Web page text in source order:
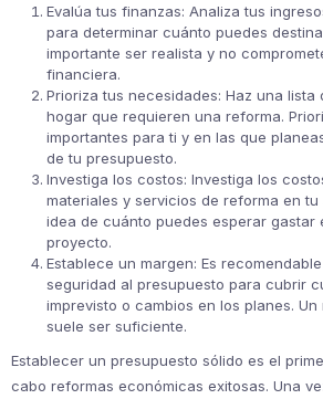
Evalúa tus finanzas: Analiza tus
para determinar cuánto puedes
importante ser realista y no
financiera.
Prioriza tus necesidades: Haz una lista
hogar que requieren una reforma.
importantes para ti y en las que
de tu presupuesto.
Investiga los costos: Investiga los
materiales y servicios de reforma en tu
idea de cuánto puedes esperar gastar
proyecto.
Establece un margen: Es
seguridad al presupuesto para cubrir
imprevisto o cambios en los planes. Un
suele ser suficiente.
Establecer un presupuesto sólido es el
cabo reformas económicas exitosas. Una